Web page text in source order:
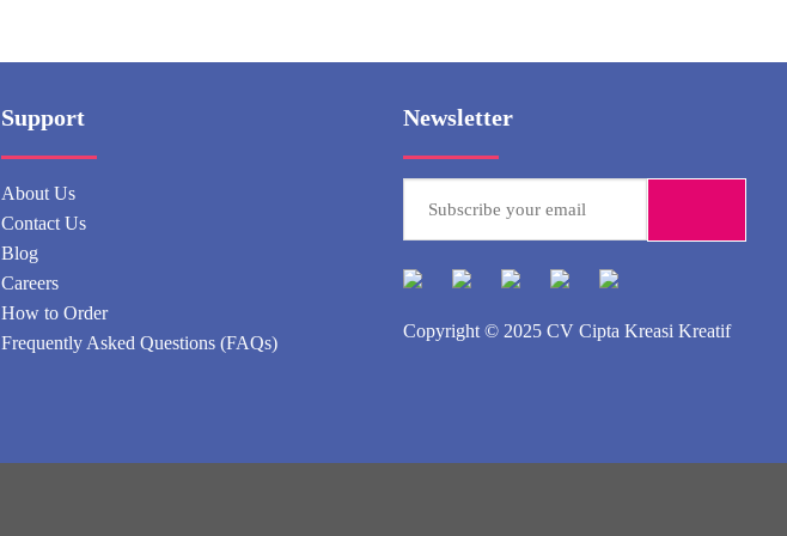
Support
About Us
Contact Us
Blog
Careers
How to Order
Frequently Asked Questions (FAQs)
Newsletter
Copyright © 2025 CV Cipta Kreasi Kreatif